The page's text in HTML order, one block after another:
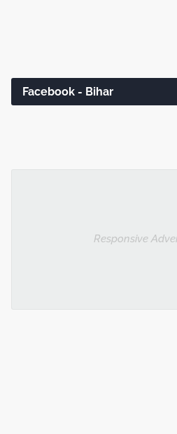
Facebook - Bihar
Responsive